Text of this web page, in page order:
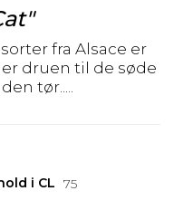
fra Alsace er
druen til de søde
tør.....
i CL 75